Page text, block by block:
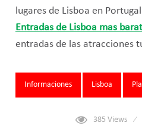
lugares de Lisboa en
Entradas de Lisboa mas
entradas de las atracciones
Tags:
Informaciones Lisboa
385Views